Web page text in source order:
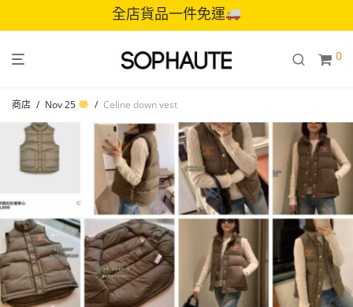
全店貨品一件免運
0
商店 / Nov 25 / Celine down vest